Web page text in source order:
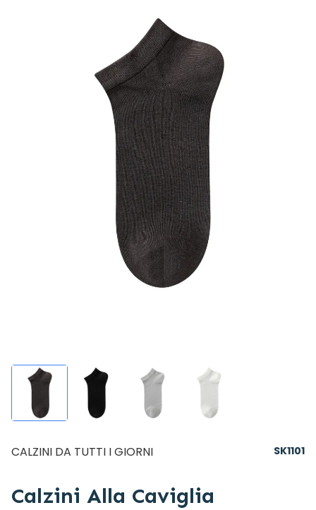
CALZINI DA TUTTI I GIORNI SK1101
Calzini Alla Caviglia